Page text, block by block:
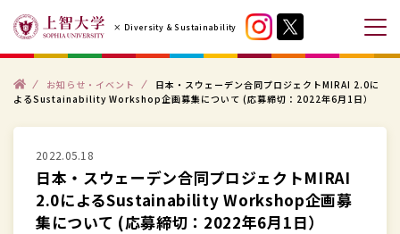
テ
× Diversity & Sustainability
メ
ニ
ュ
ー
ト
ッ
プ
お知らせ・イベント
日本・スウェーデン合同プロジェクトMIRAI 2.0に
よるSustainability Workshop企画募集について (応募締切：2022年6月1日）
2022.05.18
日本・スウェーデン合同プロジェクトMIRAI
2.0によるSustainability Workshop企画募
集について (応募締切：2022年6月1日）